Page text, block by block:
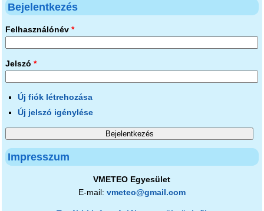
Bejelentkezés
Felhasználónév *
Jelszó *
Új fiók létrehozása
Új jelszó igénylése
Impresszum
VMETEO Egyesület
E-mail: vmeteo@gmail.com